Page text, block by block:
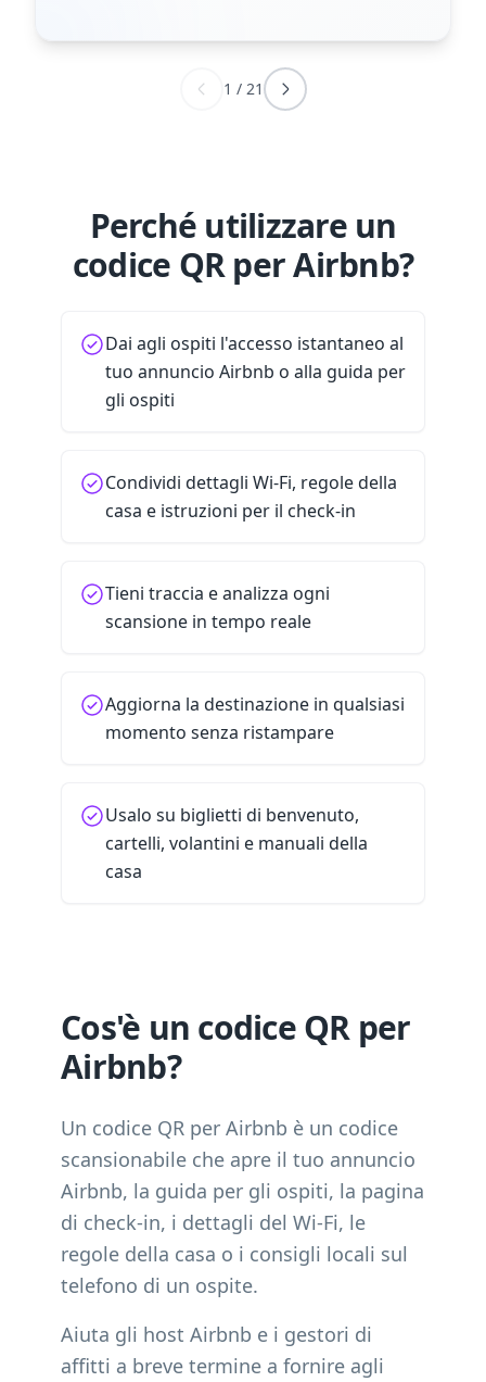
1 / 21
Perché utilizzare un
codice QR per Airbnb?
Dai agli ospiti l'accesso istantaneo al
tuo annuncio Airbnb o alla guida per
gli ospiti
Condividi dettagli Wi-Fi, regole della
casa e istruzioni per il check-in
Tieni traccia e analizza ogni
scansione in tempo reale
Aggiorna la destinazione in qualsiasi
momento senza ristampare
Usalo su biglietti di benvenuto,
cartelli, volantini e manuali della
casa
Cos'è un codice QR per
Airbnb?
Un codice QR per Airbnb è un codice
scansionabile che apre il tuo annuncio
Airbnb, la guida per gli ospiti, la pagina
di check-in, i dettagli del Wi-Fi, le
regole della casa o i consigli locali sul
telefono di un ospite.
Aiuta gli host Airbnb e i gestori di
affitti a breve termine a fornire agli